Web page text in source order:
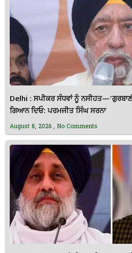
Delhi : ਸਪੀਕਰ ਸੰਧਵਾਂ ਨੂੰ
ਗਿਆਨ ਦਿਓ: ਪਰਮਜੀਤ ਸਿੰਘ ਸਰਨਾ
August 8, 2026 No Comments